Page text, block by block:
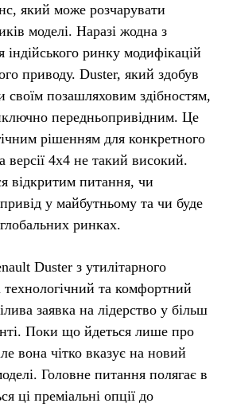
який може розчарувати
моделі. Наразі жодна з
індійського ринку модифікацій
приводу. Duster, який здобув
своїм позашляховим здібностям,
передньопривідним. Це
рішенням для конкретного
версії 4х4 не такий високий.
відкритим питання, чи
у майбутньому та чи буде
ринках.
Duster з утилітарного
та комфортний
заявка на лідерство у більш
Поки що йдеться лише про
вона чітко вказує на новий
Головне питання полягає в
ці преміальні опції до